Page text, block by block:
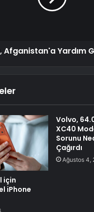
Afganistan'a Yardım
için
iPhone
Volvo,
XC40
Sorunu
Çağırdı
Ağustos 4,